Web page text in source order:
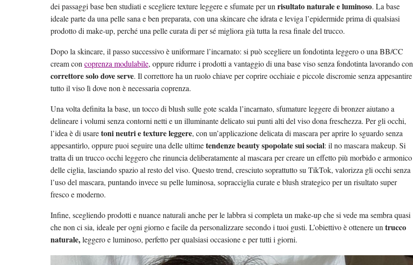
dei passaggi base ben studiati e scegliere texture leggere e sfumate per un risultato naturale e luminoso. La base
ideale parte da una pelle sana e ben preparata, con una skincare che idrata e leviga l’epidermide prima di qualsiasi
prodotto di make-up, perché una pelle curata di per sé migliora già tutta la resa finale del trucco.
Dopo la skincare, il passo successivo è uniformare l’incarnato: si può scegliere un fondotinta leggero o una BB/CC
cream con coprenza modulabile, oppure ridurre i prodotti a vantaggio di una base viso senza fondotinta lavorando con
correttore solo dove serve. Il correttore ha un ruolo chiave per coprire occhiaie e piccole discromie senza appesantire
tutto il viso lì dove non è necessaria coprenza.
Una volta definita la base, un tocco di blush sulle gote scalda l’incarnato, sfumature leggere di bronzer aiutano a
delineare i volumi senza contorni netti e un illuminante delicato sui punti alti del viso dona freschezza. Per gli occhi,
l’idea è di usaretoni neutri e texture leggere, con un’applicazione delicata di mascara per aprire lo sguardo senza
appesantirlo, oppure puoi seguire una delle ultimetendenze beauty spopolate sui social: il no mascara makeup. Si
tratta di un trucco occhi leggero che rinuncia deliberatamente al mascara per creare un effetto più morbido e armonico
delle ciglia, lasciando spazio al resto del viso. Questo trend, cresciuto soprattutto su TikTok, valorizza gli occhi senza
l’uso del mascara, puntando invece su pelle luminosa, sopracciglia curate e blush strategico per un risultato super
fresco e moderno.
Infine, scegliendo prodotti e nuance naturali anche per le labbra si completa un make-up che si vede ma sembra quasi
che non ci sia, ideale per ogni giorno e facile da personalizzare secondo i tuoi gusti. L’obiettivo è ottenere un trucco
naturale,leggero e luminoso, perfetto per qualsiasi occasione e per tutti i giorni.